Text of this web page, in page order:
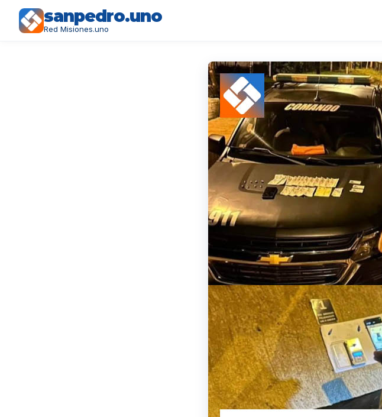
sanpedro.uno
Red Misiones.uno